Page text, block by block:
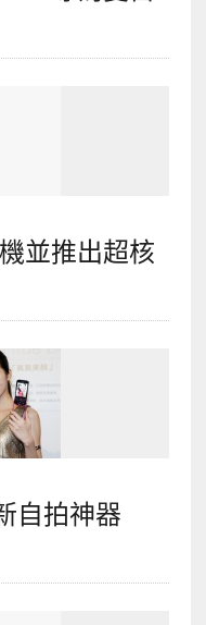
並推出超核
自拍神器